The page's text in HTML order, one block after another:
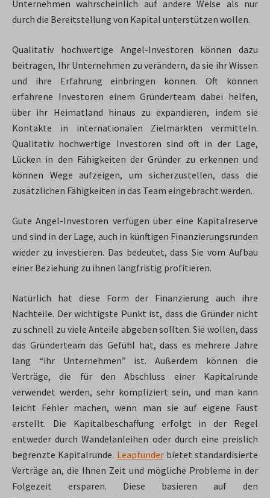
Unternehmen wahrscheinlich auf andere Weise als nur
durch die Bereitstellung von Kapital unterstützen wollen.
Qualitativ hochwertige Angel-Investoren können dazu
beitragen, Ihr Unternehmen zu verändern, da sie ihr Wissen
und ihre Erfahrung einbringen können. Oft können
erfahrene Investoren einem Gründerteam dabei helfen,
über ihr Heimatland hinaus zu expandieren, indem sie
Kontakte in internationalen Zielmärkten vermitteln.
Qualitativ hochwertige Investoren sind oft in der Lage,
Lücken in den Fähigkeiten der Gründer zu erkennen und
können Wege aufzeigen, um sicherzustellen, dass die
zusätzlichen Fähigkeiten in das Team eingebracht werden.
Gute Angel-Investoren verfügen über eine Kapitalreserve
und sind in der Lage, auch in künftigen Finanzierungsrunden
wieder zu investieren. Das bedeutet, dass Sie vom Aufbau
einer Beziehung zu ihnen langfristig profitieren.
Natürlich hat diese Form der Finanzierung auch ihre
Nachteile. Der wichtigste Punkt ist, dass die Gründer nicht
zu schnell zu viele Anteile abgeben sollten. Sie wollen, dass
das Gründerteam das Gefühl hat, dass es mehrere Jahre
lang “ihr Unternehmen” ist. Außerdem können die
Verträge, die für den Abschluss einer Kapitalrunde
verwendet werden, sehr kompliziert sein, und man kann
leicht Fehler machen, wenn man sie auf eigene Faust
erstellt. Die Kapitalbeschaffung erfolgt in der Regel
entweder durch Wandelanleihen oder durch eine preislich
begrenzte Kapitalrunde. Leapfunderbietet standardisierte
Verträge an, die Ihnen Zeit und mögliche Probleme in der
Folgezeit ersparen. Diese basieren auf den